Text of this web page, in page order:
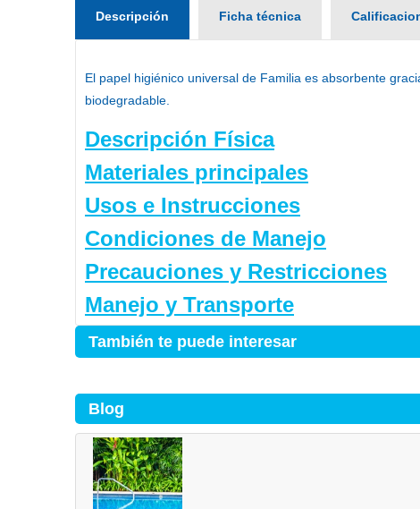
Descripción Ficha técnica
El papel higiénico universal de Familia es absorbente
biodegradable.
Descripción Física
Materiales principales
Usos e Instrucciones
Condiciones de Manejo
Precauciones y Restricciones
Manejo y Transporte
También te puede interesar
Blog